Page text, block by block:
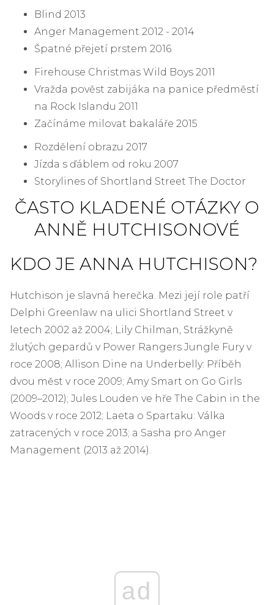
Blind 2013
Anger Management 2012 - 2014
Špatné přejetí prstem 2016
Firehouse Christmas Wild Boys 2011
Vražda pověst zabijáka na panice předměstí
na Rock Islandu 2011
Začínáme milovat bakaláře 2015
Rozdělení obrazu 2017
Jízda s ďáblem od roku 2007
Storylines of Shortland Street The Doctor
ČASTO KLADENÉ OTÁZKY O
ANNĚ HUTCHISONOVÉ
KDO JE ANNA HUTCHISON?
Hutchison je slavná herečka. Mezi její role patří
Delphi Greenlaw na ulici Shortland Street v
letech 2002 až 2004; Lily Chilman, Strážkyně
žlutých gepardů v Power Rangers Jungle Fury v
roce 2008; Allison Dine na Underbelly: Příběh
dvou měst v roce 2009; Amy Smart on Go Girls
(2009–2012); Jules Louden ve hře The Cabin in the
Woods v roce 2012; Laeta o Spartaku: Válka
zatracených v roce 2013; a Sasha pro Anger
Management (2013 až 2014).
ad